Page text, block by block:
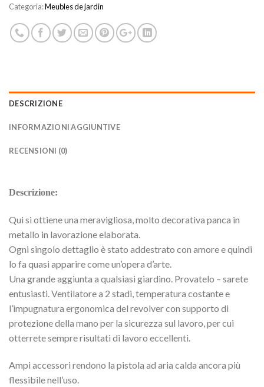
Categoria:Meubles de jardin
DESCRIZIONE
INFORMAZIONI AGGIUNTIVE
RECENSIONI (0)
Descrizione:
Qui si ottiene una meravigliosa, molto decorativa panca in
metallo in lavorazione elaborata.
Ogni singolo dettaglio è stato addestrato con amore e quindi
lo fa quasi apparire come un’opera d’arte.
Una grande aggiunta a qualsiasi giardino. Provatelo – sarete
entusiasti. Ventilatore a 2 stadi, temperatura costante e
l’impugnatura ergonomica del revolver con supporto di
protezione della mano per la sicurezza sul lavoro, per cui
otterrete sempre risultati di lavoro eccellenti.
Ampi accessori rendono la pistola ad aria calda ancora più
flessibile nell’uso.